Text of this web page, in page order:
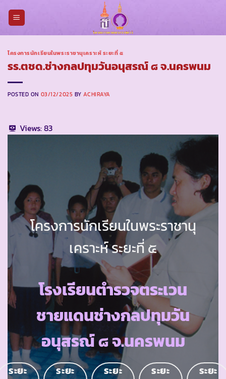
โครงการนักเรียนในพระราชานุเคราะห์ ระยะที่ ๕
รร.ตชด.ช่างกลปทุมวันอนุสรณ์ ๘ จ.นครพนม
POSTED ON 03/12/2025 BYACHIRAYA
Views:83
โครงการนักเรียนในพระราชานุ
เคราะห์ ระยะที่ ๕
โรงเรียนตำรวจตระเวน
ชายแดนช่างกลปทุมวัน
อนุสรณ์ ๘ จ.นครพนม
ระยะ
ระยะ
ระยะ
ระยะ
ระยะ